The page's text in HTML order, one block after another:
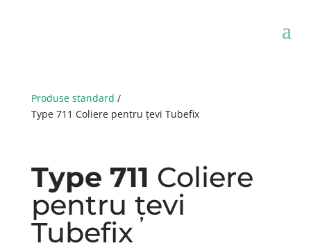
Produse standard /
Type 711 Coliere pentru țevi Tubefix
Type 711 Coliere
pentru țevi
Tubefix